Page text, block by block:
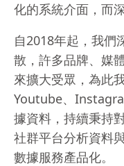
化的系統介面，而
自2018年起，我們
散，許多品牌、媒
來擴大受眾，為此
Youtube、
據資料，持續秉持
社群平台分析資料
數據服務產品化。